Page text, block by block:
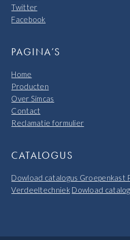
Twitter
Facebook
PAGINA’S
Home
Producten
Over Simcas
Contact
Reclamatie formulier
CATALOGUS
Dowload catalogus Groepenkast
Verdeeltechniek Dowload